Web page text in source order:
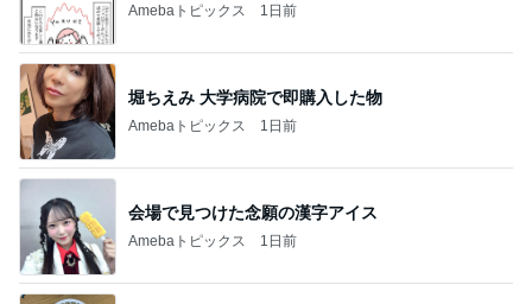
Amebaトピックス 1日前
堀ちえみ 大学病院で即購入した物
Amebaトピックス 1日前
会場で見つけた念願の漢字アイス
Amebaトピックス 1日前